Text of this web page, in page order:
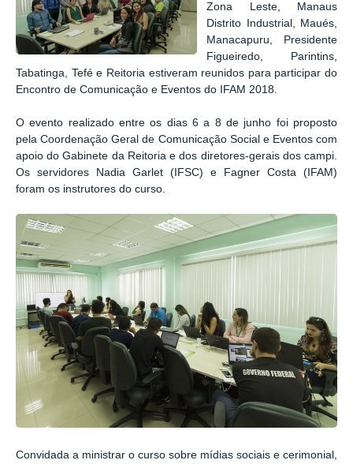
Zona Leste, Manaus
Distrito Industrial, Maués,
Manacapuru, Presidente
Figueiredo, Parintins,
Tabatinga, Tefé e Reitoria estiveram reunidos para participar do
Encontro de Comunicação e Eventos do IFAM 2018.
O evento realizado entre os dias 6 a 8 de junho foi proposto
pela Coordenação Geral de Comunicação Social e Eventos com
apoio do Gabinete da Reitoria e dos diretores-gerais dos campi.
Os servidores Nadia Garlet (IFSC) e Fagner Costa (IFAM)
foram os instrutores do curso.
Convidada a ministrar o curso sobre mídias sociais e cerimonial,